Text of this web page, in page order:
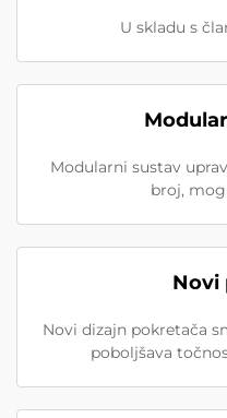
U skladu s
Modularni sustav
broj,
Novi
Novi dizajn pokretača
poboljšava